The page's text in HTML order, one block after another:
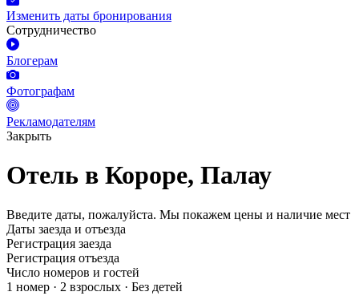
Изменить даты бронирования
Сотрудничество
Блогерам
Фотографам
Рекламодателям
Закрыть
Отель в Короре, Палау
Введите даты, пожалуйста. Мы покажем цены и наличие мест
Даты заезда и отъезда
Регистрация заезда
Регистрация отъезда
Число номеров и гостей
1 номер · 2 взрослых · Без детей